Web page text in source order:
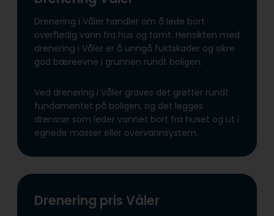
Drenering i Våler handler om å lede bort
overflødig vann fra hus og tomt. Hensikten med
drenering i Våler er å unngå fuktskader og sikre
god bæreevne i grunnen rundt boligen.
Ved drenering i Våler graves det grøfter rundt
fundamentet på boligen, og det legges
drensrør som leder vannet bort fra huset og ut i
egnede masser eller overvannsystem.
Drenering pris Våler